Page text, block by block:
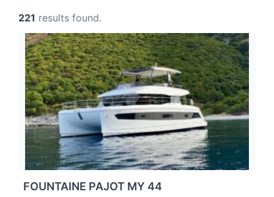
221 results found.
FOUNTAINE PAJOT MY 44